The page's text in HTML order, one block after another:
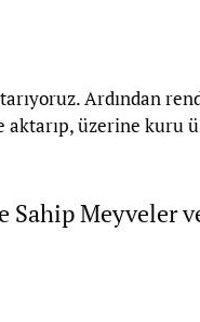
Ardından
aktarıp, üzerine kuru
Meyveler